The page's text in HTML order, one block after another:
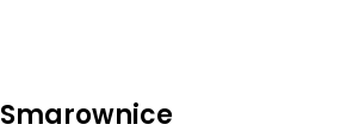
Smarownice